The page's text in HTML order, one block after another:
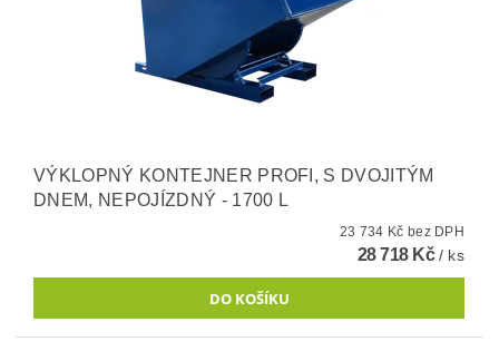
VÝKLOPNÝ KONTEJNER PROFI, S DVOJITÝM
DNEM, NEPOJÍZDNÝ - 1700 L
23 734 Kč bez DPH
28 718 Kč/ ks